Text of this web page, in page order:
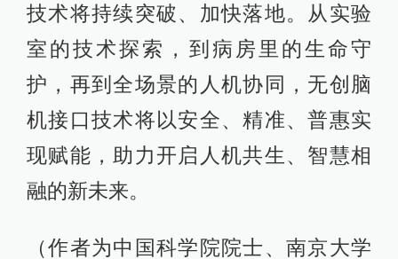
技术将持续突破、加快落地。从实验
室的技术探索，到病房里的生命守
护，再到全场景的人机协同，无创脑
机接口技术将以安全、精准、普惠实
现赋能，助力开启人机共生、智慧相
融的新未来。
（作者为中国科学院院士、南京大学